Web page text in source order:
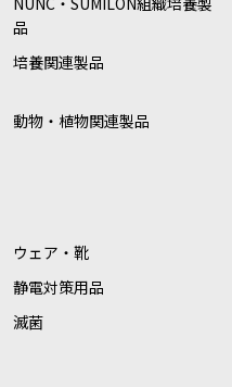
品
培養関連製品
動物・植物関連製品
ウェア・靴
静電対策用品
滅菌